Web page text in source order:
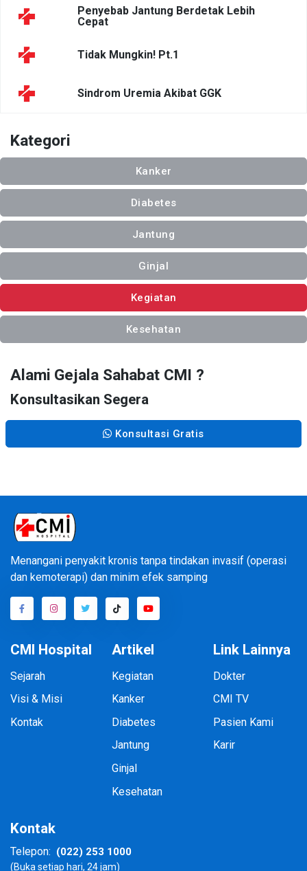
Penyebab Jantung Berdetak Lebih
Cepat
Tidak Mungkin! Pt.1
Sindrom Uremia Akibat GGK
Kategori
Kanker
Diabetes
Jantung
Ginjal
Kegiatan
Kesehatan
Alami Gejala Sahabat CMI ?
Konsultasikan Segera
Konsultasi Gratis
Menangani penyakit kronis tanpa tindakan invasif (operasi
dan kemoterapi) dan minim efek samping
CMI Hospital
Sejarah
Visi & Misi
Kontak
Artikel
Kegiatan
Kanker
Diabetes
Jantung
Ginjal
Kesehatan
Link Lainnya
Dokter
CMI TV
Pasien Kami
Karir
Kontak
Telepon: (022) 253 1000
(Buka setiap hari, 24 jam)